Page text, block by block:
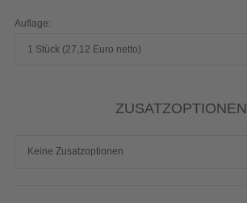
Auflage:
1 Stück (27,12 Euro netto)
ZUSATZOPTIONEN
Keine Zusatzoptionen